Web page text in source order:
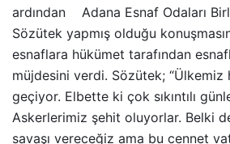
ardından Adana Esnaf Odaları
Sözütek yapmış olduğu
esnaflara hükümet tarafından
müjdesini verdi. Sözütek; “Ülkemiz
geçiyor. Elbette ki çok sıkıntılı
Askerlerimiz şehit oluyorlar. Belki
savaşı vereceğiz ama bu cennet